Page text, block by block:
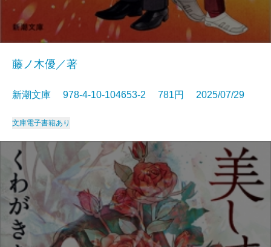
藤ノ木優／著
新潮文庫 978-4-10-104653-2 781円 2025/07/29
文庫電子書籍あり